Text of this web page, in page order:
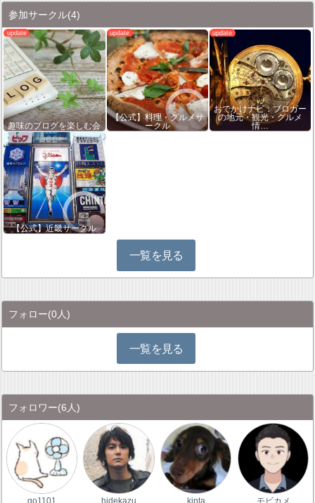
参加サークル(4)
趣味のブログを楽しむ会
【公式】料理・グルメサ
ークル
おでかけナビ：ブロガー
の地元・観光・グルメ
情…
【公式】近畿サークル
一覧を見る
フォロー(0人)
一覧を見る
フォロワー(6人)
go1101 hidekazu kinta モビカメ